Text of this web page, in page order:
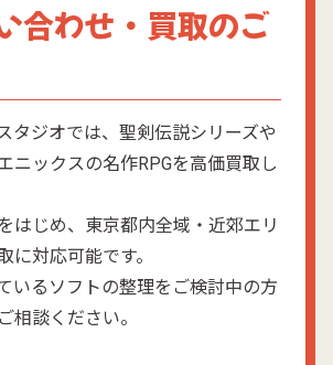
合わせ・買取のご
タジオでは、聖剣伝説シリーズや
ニックスの名作RPGを高価買取し
はじめ、東京都内全域・近郊エリ
に対応可能です。
いるソフトの整理をご検討中の方
相談ください。